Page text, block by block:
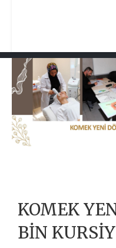
KOMEK
BİN